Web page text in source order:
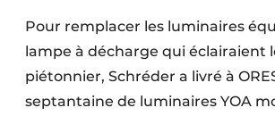
Pour remplacer les luminaires
lampe à décharge qui éclairaient
piétonnier, Schréder a livré à
septantaine de luminaires YOA